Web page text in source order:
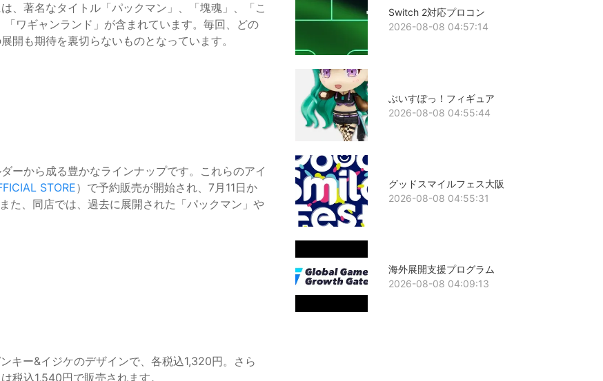
、著名なタイトル「パックマン」、「塊魂」、「こ
ワギャンランド」が含まれています。毎回、どの
開も期待を裏切らないものとなっています。
ーから成る豊かなラインナップです。これらのアイ
STORE）で予約販売が開始され、7月11日か
た、同店では、過去に展開された「パックマン」や
キー&イジケのデザインで、各税込1,320円。さら
税込1,540円で販売されます。
Switch 2対応プロコン
2026-08-08 04:57:14
ぶいすぽっ！フィギュア
2026-08-08 04:55:44
グッドスマイルフェス大阪
2026-08-08 04:55:31
海外展開支援プログラム
2026-08-08 04:09:13